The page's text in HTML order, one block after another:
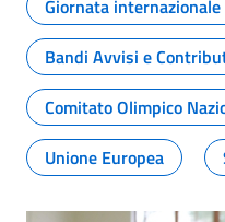
Giornata
Bandi Avvisi e
Comitato Olimpico
Unione Europea